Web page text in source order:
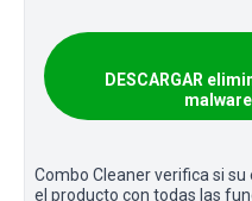
DESCARGAR
Combo Cleaner verifica si
el producto con todas las